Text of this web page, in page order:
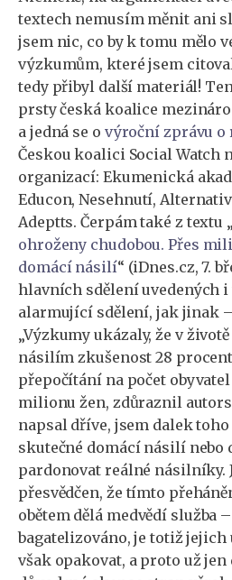
textech nemusím měnit ani
jsem nic, co by k tomu mělo
výzkumům, které jsem
tedy přibyl další materiál!
prsty česká koalice
a jedná se o výroční zprávu
Českou koalici Social Watch
organizací: Ekumenická
Educon, Nesehnutí,
Adeptts. Čerpám také z textu „
ohroženy chudobou. Přes
domácí násilí“ (iDnes.cz, 7.
hlavních sdělení uvedených
alarmující sdělení, jak jinak
„Výzkumy ukázaly, že v
násilím zkušenost 28
přepočítání na počet obyvatel
milionu žen, zdůraznil
napsal dříve, jsem dalek
skutečné domácí násilí nebo
pardonovat reálné násilníky.
přesvědčen, že tímto
obětem dělá medvědí služba
bagatelizováno, je totiž jejich
však opakovat, a proto už